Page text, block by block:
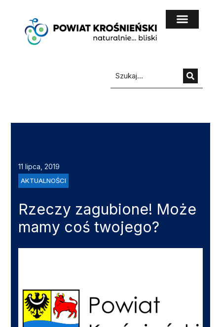
11 lipca, 2019
AKTUALNOŚCI
Rzeczy zagubione! Może
mamy coś twojego?